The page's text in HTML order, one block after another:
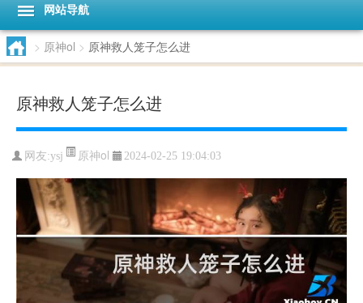
网站导航
> 原神ol > 原神救人笼子怎么进
原神救人笼子怎么进
网友:ysj 原神ol 2024-02-25 19:04:03